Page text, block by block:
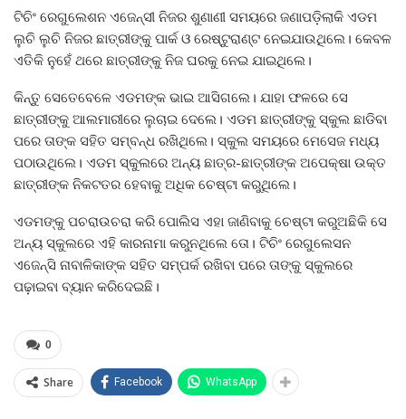
ଟିଚିଂ ରେଗୁଲେଶନ ଏଜେନ୍ସୀ ନିଜର ଶୁଣାଣୀ ସମୟରେ ଜଣାପଡ଼ିଲାକି ଏଡମ
ଲୁଚି ଲୁଚି ନିଜର ଛାତ୍ରୀଙ୍କୁ ପାର୍କ ଓ ରେଷ୍ଟୁରାଣ୍ଟ ନେଇଯାଉଥିଲେ। କେବଳ
ଏତିକି ନୁହେଁ ଥରେ ଛାତ୍ରୀଙ୍କୁ ନିଜ ଘରକୁ ନେଇ ଯାଇଥିଲେ।
କିନ୍ତୁ ସେତେବେଳେ ଏଡମଙ୍କ ଭାଇ ଆସିଗଲେ। ଯାହା ଫଳରେ ସେ
ଛାତ୍ରୀଙ୍କୁ ଆଲମାରୀରେ ଲୁଚାଇ ଦେଲେ। ଏଡମ ଛାତ୍ରୀଙ୍କୁ ସ୍କୁଲ ଛାଡିବା
ପରେ ତାଙ୍କ ସହିତ ସମ୍ବନ୍ଧ ରଖିଥିଲେ। ସ୍କୁଲ ସମୟରେ ମେସେଜ ମଧ୍ୟ
ପଠାଉଥିଲେ। ଏଡମ ସ୍କୁଲରେ ଅନ୍ୟ ଛାତ୍ର-ଛାତ୍ରୀଙ୍କ ଅପେକ୍ଷା ଉକ୍ତ
ଛାତ୍ରୀଙ୍କ ନିକଟତର ହେବାକୁ ଅଧିକ ଚେଷ୍ଟା କରୁଥିଲେ।
ଏଡମଙ୍କୁ ପଚରାଉଚରା କରି ପୋଲିସ ଏହା ଜାଣିବାକୁ ଚେଷ୍ଟା କରୁଅଛିକି ସେ
ଅନ୍ୟ ସ୍କୁଲରେ ଏହି କାରନାମା କରୁନଥିଲେ ତୋ। ଟିଚିଂ ରେଗୁଲେସନ
ଏଜେନ୍ସି ନାବାଳିକାଙ୍କ ସହିତ ସମ୍ପର୍କ ରଖିବା ପରେ ତାଙ୍କୁ ସ୍କୁଲରେ
ପଢ଼ାଇବା ବ୍ୟାନ କରିଦେଇଛି।
0
Share Facebook WhatsApp